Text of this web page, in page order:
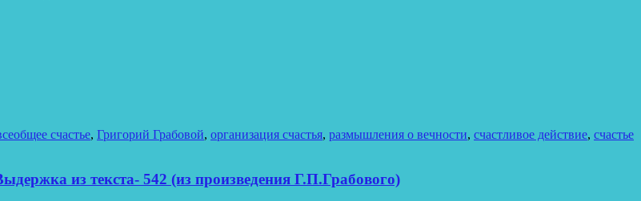
счастье, Григорий Грабовой, организация счастья, размышления о вечности, счастливое действие, счастье
из текста- 542 (из произведения Г.П.Грабового)